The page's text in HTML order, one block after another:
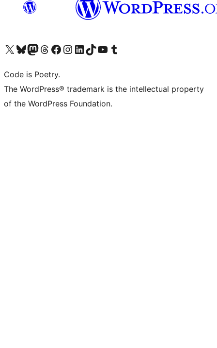
Visita il nostro account X (ex Twitter)
Visita il nostro account Bluesky
Visita il nostro account Mastodon
Visita il nostro account Threads
Visita la nostra pagina Facebook
Visita il nostro account Instagram
Visita il nostro account LinkedIn
Visita il nostro account TikTok
Visita il nostro canale YouTube
Visita il nostro account Tumblr
Code is Poetry.
The WordPress® trademark is the intellectual property
of the WordPress Foundation.